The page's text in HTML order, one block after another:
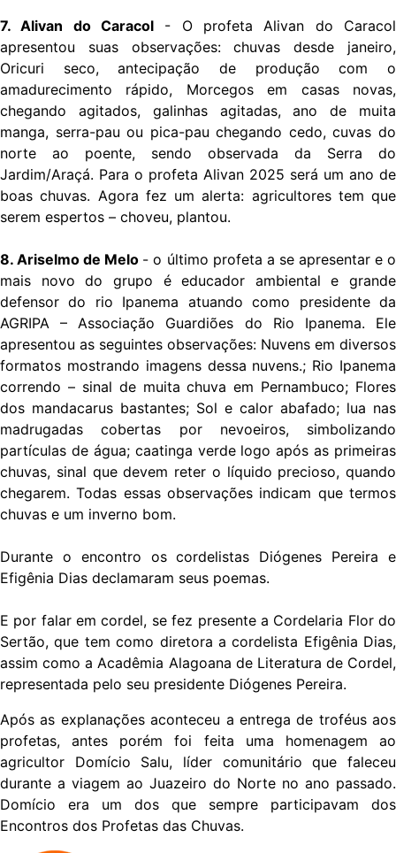
7. Alivan do Caracol - O profeta Alivan do Caracol
apresentou suas observações: chuvas desde janeiro,
Oricuri seco, antecipação de produção com o
amadurecimento rápido, Morcegos em casas novas,
chegando agitados, galinhas agitadas, ano de muita
manga, serra-pau ou pica-pau chegando cedo, cuvas do
norte ao poente, sendo observada da Serra do
Jardim/Araçá. Para o profeta Alivan 2025 será um ano de
boas chuvas. Agora fez um alerta: agricultores tem que
serem espertos – choveu, plantou.
8. Ariselmo de Melo - o último profeta a se apresentar e o
mais novo do grupo é educador ambiental e grande
defensor do rio Ipanema atuando como presidente da
AGRIPA – Associação Guardiões do Rio Ipanema. Ele
apresentou as seguintes observações: Nuvens em diversos
formatos mostrando imagens dessa nuvens.; Rio Ipanema
correndo – sinal de muita chuva em Pernambuco; Flores
dos mandacarus bastantes; Sol e calor abafado; lua nas
madrugadas cobertas por nevoeiros, simbolizando
partículas de água; caatinga verde logo após as primeiras
chuvas, sinal que devem reter o líquido precioso, quando
chegarem. Todas essas observações indicam que termos
chuvas e um inverno bom.
Durante o encontro os cordelistas Diógenes Pereira e
Efigênia Dias declamaram seus poemas.
E por falar em cordel, se fez presente a Cordelaria Flor do
Sertão, que tem como diretora a cordelista Efigênia Dias,
assim como a Acadêmia Alagoana de Literatura de Cordel,
representada pelo seu presidente Diógenes Pereira.
Após as explanações aconteceu a entrega de troféus aos
profetas, antes porém foi feita uma homenagem ao
agricultor Domício Salu, líder comunitário que faleceu
durante a viagem ao Juazeiro do Norte no ano passado.
Domício era um dos que sempre participavam dos
Encontros dos Profetas das Chuvas.